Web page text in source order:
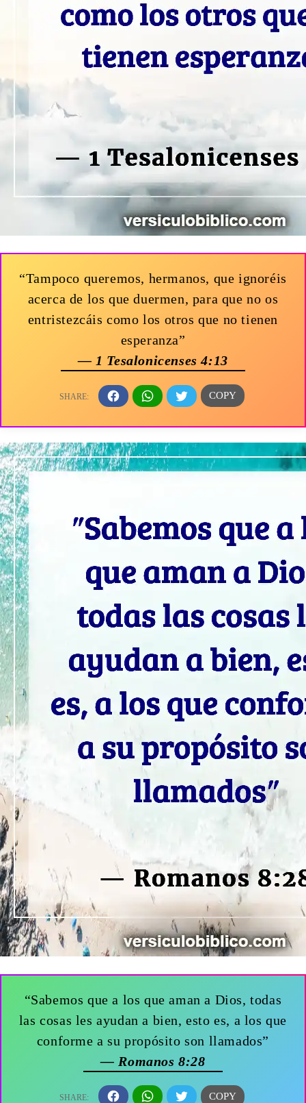
“Tampoco queremos, hermanos, que ignoréis
acerca de los que duermen, para que no os
entristezcáis como los otros que no tienen
esperanza”
— 1 Tesalonicenses 4:13
“Sabemos que a los que aman a Dios, todas
las cosas les ayudan a bien, esto es, a los que
conforme a su propósito son llamados”
— Romanos 8:28